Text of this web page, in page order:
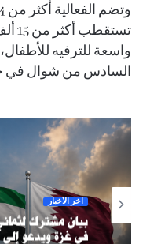
واسعة للترفيه
السادس من شوال في
آخر الأخبار
بيان مشترك
في غزة ويدعو إلى